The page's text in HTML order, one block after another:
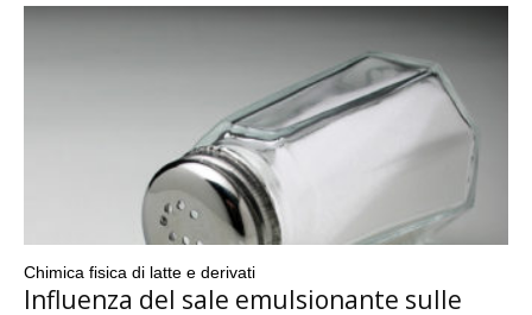
Chimica fisica di latte e derivati
Influenza del sale emulsionante sulle